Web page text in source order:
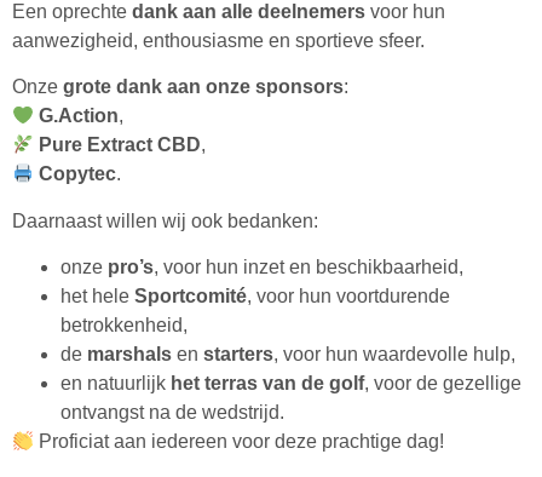
Een oprechte dank aan alle deelnemers voor hun
aanwezigheid, enthousiasme en sportieve sfeer.
Onze grote dank aan onze sponsors:
G.Action,
Pure Extract CBD,
Copytec.
Daarnaast willen wij ook bedanken:
onze pro’s, voor hun inzet en beschikbaarheid,
het hele Sportcomité, voor hun voortdurende
betrokkenheid,
de marshals en starters, voor hun waardevolle hulp,
en natuurlijk het terras van de golf, voor de gezellige
ontvangst na de wedstrijd.
Proficiat aan iedereen voor deze prachtige dag!